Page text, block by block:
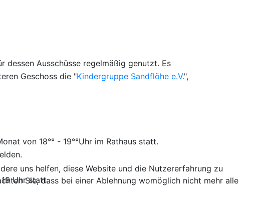
dessen Ausschüsse regelmäßig genutzt. Es
Geschoss die "Kindergruppe Sandflöhe e.V.",
von 18°° - 19°°Uhr im Rathaus statt.
Uhr statt.
uns helfen, diese Website und die Nutzererfahrung zu
Sie, dass bei einer Ablehnung womöglich nicht mehr alle